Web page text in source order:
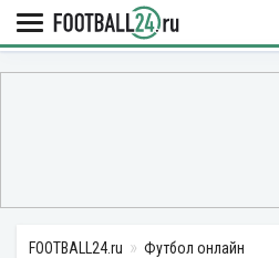
FOOTBALL24.ru Футбол онлайн